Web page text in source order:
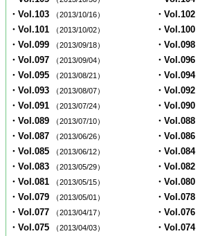
・Vol.103 （2013/10/16） ・Vol.102
・Vol.101 （2013/10/02） ・Vol.100
・Vol.099 （2013/09/18） ・Vol.098
・Vol.097 （2013/09/04） ・Vol.096
・Vol.095 （2013/08/21） ・Vol.094
・Vol.093 （2013/08/07） ・Vol.092
・Vol.091 （2013/07/24） ・Vol.090
・Vol.089 （2013/07/10） ・Vol.088
・Vol.087 （2013/06/26） ・Vol.086
・Vol.085 （2013/06/12） ・Vol.084
・Vol.083 （2013/05/29） ・Vol.082
・Vol.081 （2013/05/15） ・Vol.080
・Vol.079 （2013/05/01） ・Vol.078
・Vol.077 （2013/04/17） ・Vol.076
・Vol.075 （2013/04/03） ・Vol.074